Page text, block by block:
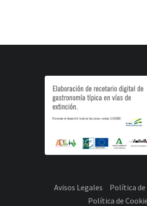
Avisos Legales
Política de
Política de